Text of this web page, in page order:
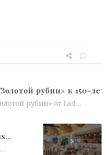
Десерт «Золотой рубин» от Ladurée à-la Russe к 150-летию Исторического музея К 150-летию Исторического музея ресторан Ladurée à-la Russe представил в меню специальный...
Открытие отеля Renaissance Bordeaux Hotel в Бардо
В Бардо открылся первый отель сети Renaissance Hotels — Renaissance Bordeaux Hotel . Для гостей доступно 149 комфортных и уютных номеров, в которых...
>